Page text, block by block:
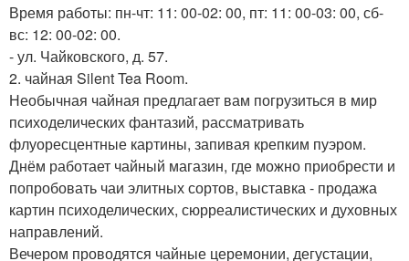
Время работы: пн-чт: 11: 00-02: 00, пт: 11: 00-03: 00, сб-
вс: 12: 00-02: 00.
- ул. Чайковского, д. 57.
2. чайная Silent Tea Room.
Необычная чайная предлагает вам погрузиться в мир
психоделических фантазий, рассматривать
флуоресцентные картины, запивая крепким пуэром.
Днём работает чайный магазин, где можно приобрести и
попробовать чаи элитных сортов, выставка - продажа
картин психоделических, сюрреалистических и духовных
направлений.
Вечером проводятся чайные церемонии, дегустации,